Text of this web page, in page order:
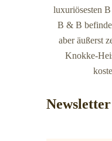
luxuriösesten
B & B
aber äußerst
Knokke-